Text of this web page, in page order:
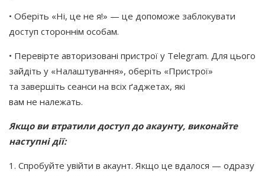
• Оберіть «Ні, це не я!» — це допоможе заблокувати
доступ стороннім особам.
• Перевірте авторизовані пристрої у Telegram. Для цього
зайдіть у «Налаштування», оберіть «Пристрої»
та завершіть сеанси на всіх ґаджетах, які
вам не належать.
Якщо ви втратили доступ до акаунту, виконайте
наступні дії:
1. Спробуйте увійти в акаунт. Якщо це вдалося — одразу